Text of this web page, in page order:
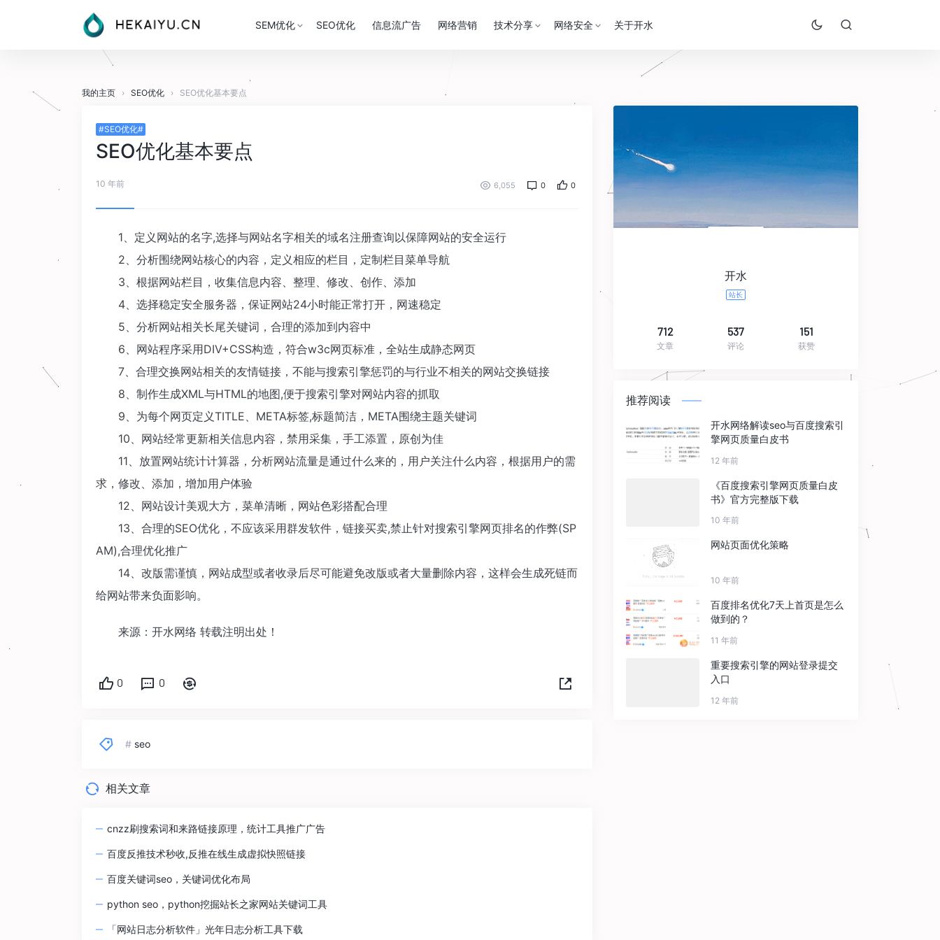
SEM优化 SEO优化 信息流广告 网络营销 技术分享 网络安全 关于开水
我的主页 › SEO优化 › SEO优化基本要点
#SEO优化#
SEO优化基本要点
10 年前 6,055 0 0
1、定义网站的名字,选择与网站名字相关的域名注册查询以保障网站的安全运行
2、分析围绕网站核心的内容，定义相应的栏目，定制栏目菜单导航
3、根据网站栏目，收集信息内容、整理、修改、创作、添加
4、选择稳定安全服务器，保证网站24小时能正常打开，网速稳定
5、分析网站相关长尾关键词，合理的添加到内容中
6、网站程序采用DIV+CSS构造，符合w3c网页标准，全站生成静态网页
7、合理交换网站相关的友情链接，不能与搜索引擎惩罚的与行业不相关的网站交换链接
8、制作生成XML与HTML的地图,便于搜索引擎对网站内容的抓取
9、为每个网页定义TITLE、META标签,标题简洁，META围绕主题关键词
10、网站经常更新相关信息内容，禁用采集，手工添置，原创为佳
11、放置网站统计计算器，分析网站流量是通过什么来的，用户关注什么内容，根据用户的需
求，修改、添加，增加用户体验
12、网站设计美观大方，菜单清晰，网站色彩搭配合理
13、合理的SEO优化，不应该采用群发软件，链接买卖,禁止针对搜索引擎网页排名的作弊(SP
AM),合理优化推广
14、改版需谨慎，网站成型或者收录后尽可能避免改版或者大量删除内容，这样会生成死链而
给网站带来负面影响。
来源：开水网络 转载注明出处！
0 0
# seo
相关文章
cnzz刷搜索词和来路链接原理，统计工具推广广告
百度反推技术秒收,反推在线生成虚拟快照链接
百度关键词seo，关键词优化布局
python seo，python挖掘站长之家网站关键词工具
「网站日志分析软件」光年日志分析工具下载
开水
站长
712
文章
537
评论
151
获赞
推荐阅读
开水网络解读seo与百度搜索引
擎网页质量白皮书
12 年前
《百度搜索引擎网页质量白皮
书》官方完整版下载
10 年前
网站页面优化策略
10 年前
百度排名优化7天上首页是怎么
做到的？
11 年前
重要搜索引擎的网站登录提交
入口
12 年前